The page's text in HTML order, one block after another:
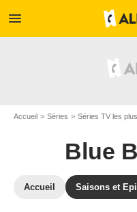
menu
Accueil Séries Séries TV les
Blue
Accueil Saisons et